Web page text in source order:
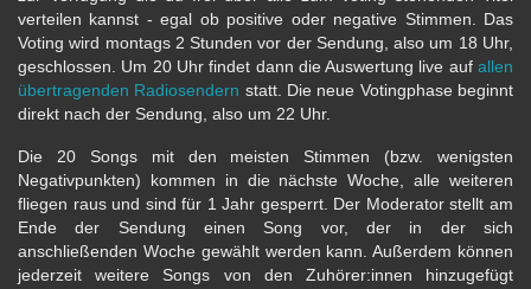
verteilen kannst - egal ob positive oder negative Stimmen. Das
Voting wird montags 2 Stunden vor der Sendung, also um 18 Uhr,
geschlossen. Um 20 Uhr findet dann die Auswertung live auf allen
übertragenden Radiosendern statt. Die neue Votingphase beginnt
direkt nach der Sendung, also um 22 Uhr.
Die 20 Songs mit den meisten Stimmen (bzw. wenigsten
Negativpunkten) kommen in die nächste Woche, alle weiteren
fliegen raus und sind für 1 Jahr gesperrt. Der Moderator stellt am
Ende der Sendung einen Song vor, der in der sich
anschließenden Woche gewählt werden kann. Außerdem können
jederzeit weitere Songs von den Zuhörer:innen hinzugefügt